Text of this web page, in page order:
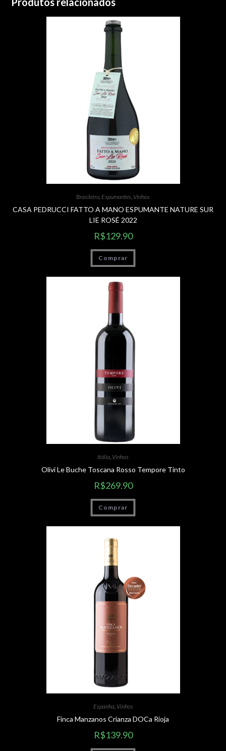
Brasileiro Espumantes Vinhos
CASA PEDRUCCI FATTO A MANO ESPUMANTE NATURE SUR
LIE ROSÉ 2022
R$129.90
Comprar
Itália Vinhos
Olivi Le Buche Toscana Rosso Tempore Tinto
R$269.90
Comprar
Espanha, Vinhos
Finca Manzanos Crianza DOCa Rioja
R$139.90